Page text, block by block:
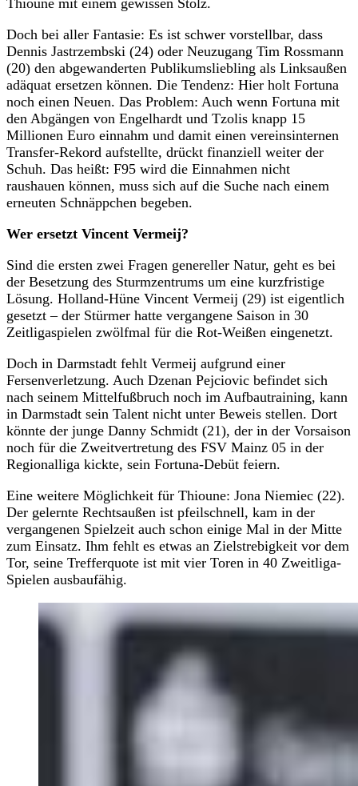
Doch bei aller Fantasie: Es ist schwer vorstellbar, dass
Dennis Jastrzembski (24) oder Neuzugang Tim Rossmann
(20) den abgewanderten Publikumsliebling als Linksaußen
adäquat ersetzen können. Die Tendenz: Hier holt Fortuna
noch einen Neuen. Das Problem: Auch wenn Fortuna mit
den Abgängen von Engelhardt und Tzolis knapp 15
Millionen Euro einnahm und damit einen vereinsinternen
Transfer-Rekord aufstellte, drückt finanziell weiter der
Schuh. Das heißt: F95 wird die Einnahmen nicht
raushauen können, muss sich auf die Suche nach einem
erneuten Schnäppchen begeben.
Wer ersetzt Vincent Vermeij?
Sind die ersten zwei Fragen genereller Natur, geht es bei
der Besetzung des Sturmzentrums um eine kurzfristige
Lösung. Holland-Hüne Vincent Vermeij (29) ist eigentlich
gesetzt – der Stürmer hatte vergangene Saison in 30
Zeitligaspielen zwölfmal für die Rot-Weißen eingenetzt.
Doch in Darmstadt fehlt Vermeij aufgrund einer
Fersenverletzung. Auch Dzenan Pejciovic befindet sich
nach seinem Mittelfußbruch noch im Aufbautraining, kann
in Darmstadt sein Talent nicht unter Beweis stellen. Dort
könnte der junge Danny Schmidt (21), der in der Vorsaison
noch für die Zweitvertretung des FSV Mainz 05 in der
Regionalliga kickte, sein Fortuna-Debüt feiern.
Eine weitere Möglichkeit für Thioune: Jona Niemiec (22).
Der gelernte Rechtsaußen ist pfeilschnell, kam in der
vergangenen Spielzeit auch schon einige Mal in der Mitte
zum Einsatz. Ihm fehlt es etwas an Zielstrebigkeit vor dem
Tor, seine Trefferquote ist mit vier Toren in 40 Zweitliga-
Spielen ausbaufähig.